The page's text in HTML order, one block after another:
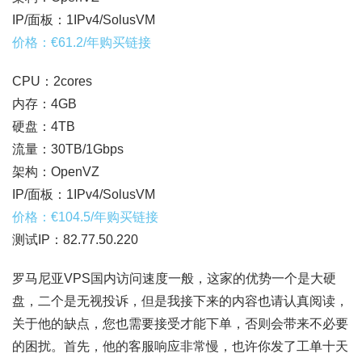
IP/面板：1IPv4/SolusVM
价格：€61.2/年购买链接
CPU：2cores
内存：4GB
硬盘：4TB
流量：30TB/1Gbps
架构：OpenVZ
IP/面板：1IPv4/SolusVM
价格：€104.5/年购买链接
测试IP：82.77.50.220
罗马尼亚VPS国内访问速度一般，这家的优势一个是大硬
盘，二个是无视投诉，但是我接下来的内容也请认真阅读，
关于他的缺点，您也需要接受才能下单，否则会带来不必要
的困扰。首先，他的客服响应非常慢，也许你发了工单十天